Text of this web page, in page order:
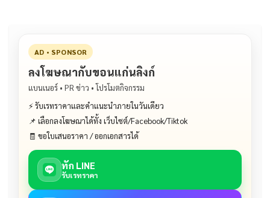
AD • SPONSOR
ลงโฆษณากับขอนแก่นลิงก์
แบนเนอร์ • PR ข่าว • โปรโมตกิจกรรม
⚡ รับเรทราคาและคำแนะนำภายในวันเดียว
📌 เลือกลงโฆษณาได้ทั้ง เว็บไซต์/Facebook/Tiktok
🧾 ขอใบเสนอราคา / ออกเอกสารได้
ทัก LINE
รับเรทราคา